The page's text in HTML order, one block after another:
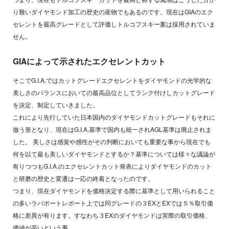
り難いダイヤモンド加工の歴史の産物でもあるのです。現在はGIAのエク
セレントを最高グレードとして評価しトルコフスキー案は採用されていま
せん。
GIAによって示されたエクセレントカット
そこでG.I.A.ではカットグレードエクセレントをダイヤモンドの光学的な
美しさのバランスにおいての最高品位としてランク付けしカットグレード
を決定、制定していきました。
これにより先行していた日本国内のダイヤモンドカットグレードもそれに
倣う形となり、現在はG.I.A.基準で国内も統一されAGL基準は廃止されま
した。 美しさは感覚や感性がその判断においても重要な事から現在でも
何を以て最も美しいダイヤモンドとするか？基準については様々な議論が
有りつつもG.I.A.のエクセレントカット発表によりダイヤモンドのカット
と研磨の歴史と変遷は一応の終着となったのです。
つまり、現在ダイヤモンドを価格決定する際に基準として用いられること
の多いラパポートレポート上では同グレードの３EXとEXでは５％取引価
格に差異が有ります。すなわち３EXのダイヤモンドは実際の取引価格、